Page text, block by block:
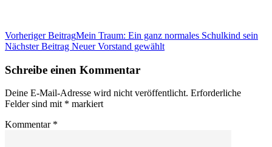
Vorheriger BeitragMein Traum: Ein ganz normales Schulkind sein
Nächster Beitrag Neuer Vorstand gewählt
Schreibe einen Kommentar
Deine E-Mail-Adresse wird nicht veröffentlicht. Erforderliche
Felder sind mit * markiert
Kommentar *